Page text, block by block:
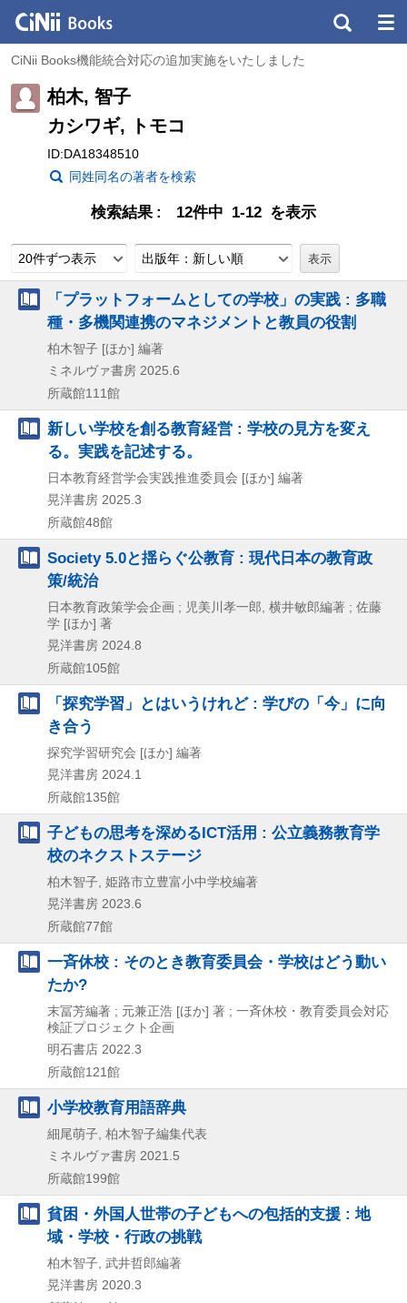
CiNii Books機能統合対応の追加実施をいたしました
柏木, 智子
カシワギ, トモコ
ID:DA18348510
同姓同名の著者を検索
検索結果 12件中 1-12 を表示
20件ずつ表示 出版年：新しい順
「プラットフォームとしての学校」の実践 : 多職
種・多機関連携のマネジメントと教員の役割
柏木智子 [ほか] 編著
ミネルヴァ書房 2025.6
所蔵館111館
新しい学校を創る教育経営 : 学校の見方を変え
る。実践を記述する。
日本教育経営学会実践推進委員会 [ほか] 編著
晃洋書房 2025.3
所蔵館48館
Society 5.0と揺らぐ公教育 : 現代日本の教育政
策/統治
日本教育政策学会企画 ; 児美川孝一郎, 横井敏郎編著 ; 佐藤
学 [ほか] 著
晃洋書房 2024.8
所蔵館105館
「探究学習」とはいうけれど : 学びの「今」に向
き合う
探究学習研究会 [ほか] 編著
晃洋書房 2024.1
所蔵館135館
子どもの思考を深めるICT活用 : 公立義務教育学
校のネクストステージ
柏木智子, 姫路市立豊富小中学校編著
晃洋書房 2023.6
所蔵館77館
一斉休校 : そのとき教育委員会・学校はどう動い
たか?
末冨芳編著 ; 元兼正浩 [ほか] 著 ; 一斉休校・教育委員会対応
検証プロジェクト企画
明石書店 2022.3
所蔵館121館
小学校教育用語辞典
細尾萌子, 柏木智子編集代表
ミネルヴァ書房 2021.5
所蔵館199館
貧困・外国人世帯の子どもへの包括的支援 : 地
域・学校・行政の挑戦
柏木智子, 武井哲郎編著
晃洋書房 2020.3